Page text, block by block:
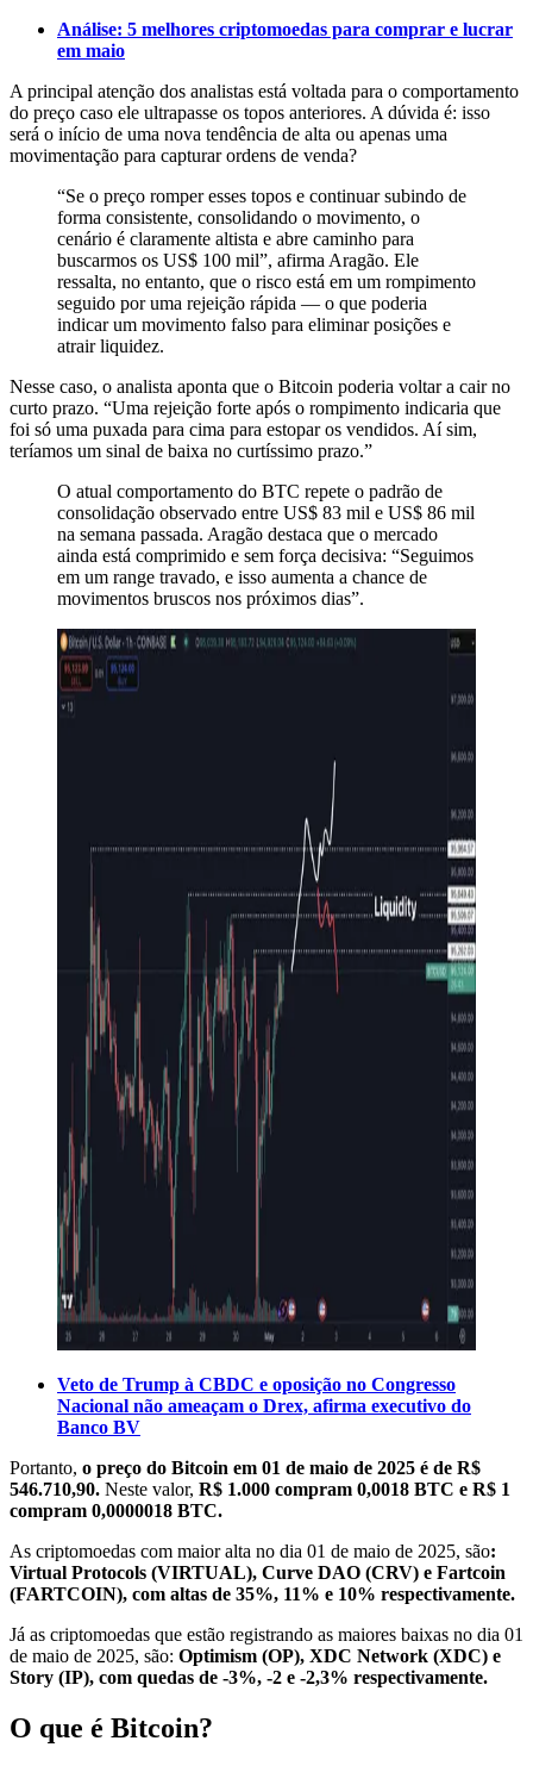
Análise: 5 melhores criptomoedas para comprar e lucrar
em maio
A principal atenção dos analistas está voltada para o comportamento
do preço caso ele ultrapasse os topos anteriores. A dúvida é: isso
será o início de uma nova tendência de alta ou apenas uma
movimentação para capturar ordens de venda?
“Se o preço romper esses topos e continuar subindo de
forma consistente, consolidando o movimento, o
cenário é claramente altista e abre caminho para
buscarmos os US$ 100 mil”, afirma Aragão. Ele
ressalta, no entanto, que o risco está em um rompimento
seguido por uma rejeição rápida — o que poderia
indicar um movimento falso para eliminar posições e
atrair liquidez.
Nesse caso, o analista aponta que o Bitcoin poderia voltar a cair no
curto prazo. “Uma rejeição forte após o rompimento indicaria que
foi só uma puxada para cima para estopar os vendidos. Aí sim,
teríamos um sinal de baixa no curtíssimo prazo.”
O atual comportamento do BTC repete o padrão de
consolidação observado entre US$ 83 mil e US$ 86 mil
na semana passada. Aragão destaca que o mercado
ainda está comprimido e sem força decisiva: “Seguimos
em um range travado, e isso aumenta a chance de
movimentos bruscos nos próximos dias”.
Veto de Trump à CBDC e oposição no Congresso
Nacional não ameaçam o Drex, afirma executivo do
Banco BV
Portanto, o preço do Bitcoin em 01 de maio de 2025 é de R$
546.710,90. Neste valor, R$ 1.000 compram 0,0018 BTC e R$ 1
compram 0,0000018 BTC.
As criptomoedas com maior alta no dia 01 de maio de 2025, são:
Virtual Protocols (VIRTUAL), Curve DAO (CRV) e Fartcoin
(FARTCOIN), com altas de 35%, 11% e 10% respectivamente.
Já as criptomoedas que estão registrando as maiores baixas no dia 01
de maio de 2025, são: Optimism (OP), XDC Network (XDC) e
Story (IP), com quedas de -3%, -2 e -2,3% respectivamente.
O que é Bitcoin?